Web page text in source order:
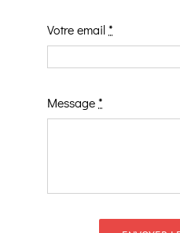
Votre email*
Message*